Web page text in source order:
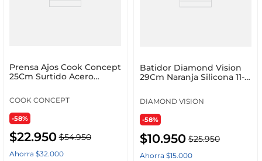
Prensa Ajos Cook Concept
25Cm Surtido Acero
COOK CONCEPT
-58%
$22.950 $54.950
Ahorra $32.000
Batidor Diamond Vision
29Cm Naranja Silicona 11-
DIAMOND VISION
-58%
$10.950 $25.950
Ahorra $15.000